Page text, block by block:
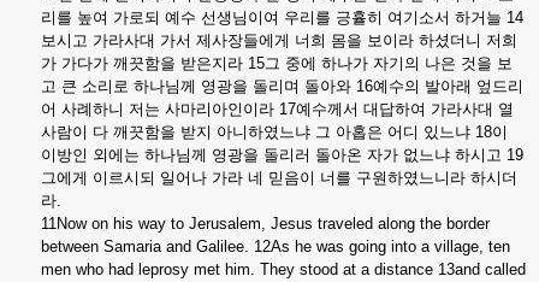
리를 높여 가로되 예수 선생님이여 우리를 긍휼히 여기소서 하거늘 14
보시고 가라사대 가서 제사장들에게 너희 몸을 보이라 하셨더니 저희
가 가다가 깨끗함을 받은지라 15그 중에 하나가 자기의 나은 것을 보
고 큰 소리로 하나님께 영광을 돌리며 돌아와 16예수의 발아래 엎드리
어 사례하니 저는 사마리아인이라 17예수께서 대답하여 가라사대 열
사람이 다 깨끗함을 받지 아니하였느냐 그 아홉은 어디 있느냐 18이
이방인 외에는 하나님께 영광을 돌리러 돌아온 자가 없느냐 하시고 19
그에게 이르시되 일어나 가라 네 믿음이 너를 구원하였느니라 하시더
라.
11Now on his way to Jerusalem, Jesus traveled along the border
between Samaria and Galilee. 12As he was going into a village, ten
men who had leprosy met him. They stood at a distance 13and called